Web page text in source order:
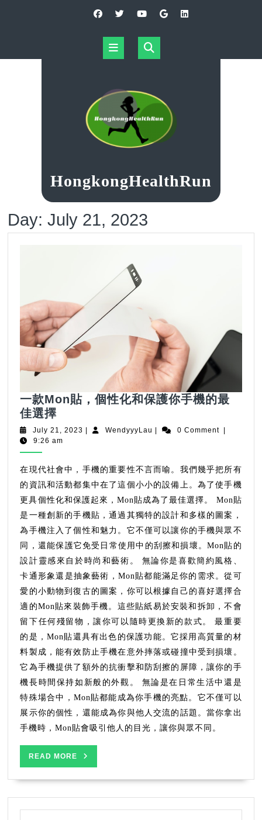
Open
HongkongHealthRun
Day:July 21, 2023
一款Mon貼，個性化和保護你手機的最
佳選擇
款
Mon
個
性
化
和
保
護
你
手
機
的
最
佳
選
擇
July 21, 2023 July
| WendyyyLau WendyyyLau
| 0 Comment |
9:26 am
在現代社會中，手機的重要性不言而喻。我們幾乎把所有
的資訊和活動都集中在了這個小小的設備上。為了使手機
更具個性化和保護起來，Mon貼成為了最佳選擇。 Mon貼
是一種創新的手機貼，通過其獨特的設計和多樣的圖案，
為手機注入了個性和魅力。它不僅可以讓你的手機與眾不
同，還能保護它免受日常使用中的刮擦和損壞。Mon貼的
設計靈感來自於時尚和藝術。 無論你是喜歡簡約風格、
卡通形象還是抽象藝術，Mon貼都能滿足你的需求。從可
愛的小動物到復古的圖案，你可以根據自己的喜好選擇合
適的Mon貼來裝飾手機。這些貼紙易於安裝和拆卸，不會
留下任何殘留物，讓你可以隨時更換新的款式。 最重要
的是，Mon貼還具有出色的保護功能。它採用高質量的材
料製成，能有效防止手機在意外摔落或碰撞中受到損壞。
它為手機提供了額外的抗衝擊和防刮擦的屏障，讓你的手
機長時間保持如新般的外觀。 無論是在日常生活中還是
特殊場合中，Mon貼都能成為你手機的亮點。它不僅可以
展示你的個性，還能成為你與他人交流的話題。當你拿出
手機時，Mon貼會吸引他人的目光，讓你與眾不同。
READ MORE
MORE